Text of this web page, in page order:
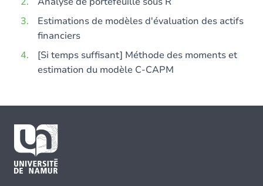
Estimations de modèles d'évaluation des actifs
financiers
[Si temps suffisant] Méthode des moments et
estimation du modèle C-CAPM